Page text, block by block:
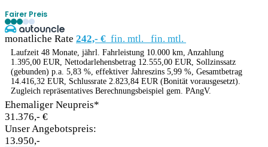
Fairer Preis
monatliche Rate 242,- € fin. mtl. fin. mtl.
Laufzeit 48 Monate, jährl. Fahrleistung 10.000 km, Anzahlung
1.395,00 EUR, Nettodarlehensbetrag 12.555,00 EUR, Sollzinssatz
(gebunden) p.a. 5,83 %, effektiver Jahreszins 5,99 %, Gesamtbetrag
14.416,32 EUR, Schlussrate 2.823,84 EUR (Bonität vorausgesetzt).
Zugleich repräsentatives Berechnungsbeispiel gem. PAngV.
Ehemaliger Neupreis*
31.376,- €
Unser Angebotspreis:
13.950,-